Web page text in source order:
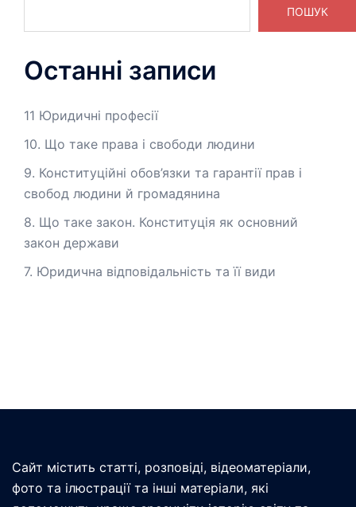
ПОШУК
Останні записи
11 Юридичні професії
10. Що таке права і свободи людини
9. Конституційні обов’язки та гарантії прав і
свобод людини й громадянина
8. Що таке закон. Конституція як основний
закон держави
7. Юридична відповідальність та її види
Сайт містить статті, розповіді, відеоматеріали,
фото та ілюстрації та інші матеріали, які